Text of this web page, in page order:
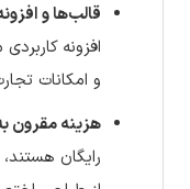
قالب‌ها و
افزونه
و امکانات
هزینه مقرون
رایگان